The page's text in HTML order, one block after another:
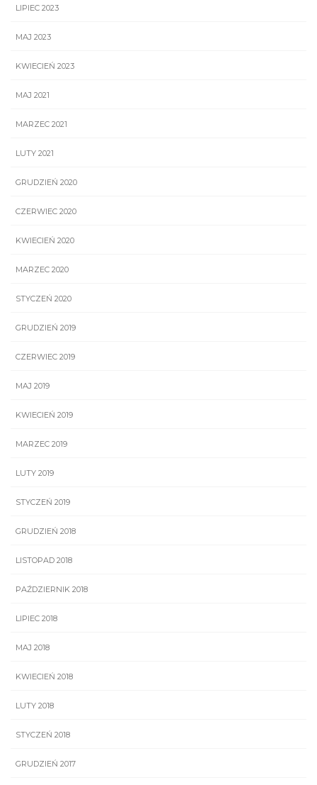
LIPIEC 2023
MAJ 2023
KWIECIEŃ 2023
MAJ 2021
MARZEC 2021
LUTY 2021
GRUDZIEŃ 2020
CZERWIEC 2020
KWIECIEŃ 2020
MARZEC 2020
STYCZEŃ 2020
GRUDZIEŃ 2019
CZERWIEC 2019
MAJ 2019
KWIECIEŃ 2019
MARZEC 2019
LUTY 2019
STYCZEŃ 2019
GRUDZIEŃ 2018
LISTOPAD 2018
PAŹDZIERNIK 2018
LIPIEC 2018
MAJ 2018
KWIECIEŃ 2018
LUTY 2018
STYCZEŃ 2018
GRUDZIEŃ 2017